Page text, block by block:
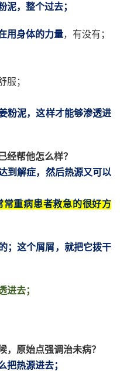
泥，整个过去；
用身体的力量，有没有；
服；
粉泥，这样才能够渗透进
经帮他怎么样？
到解症，然后热源又可以
重病患者救急的很好方
；这个屑屑，就把它拨干
进去；
，原始点强调治未病？
把热源进去；